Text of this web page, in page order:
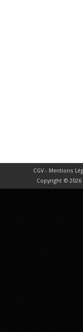
CGV - Mentions
Copyright © 2026